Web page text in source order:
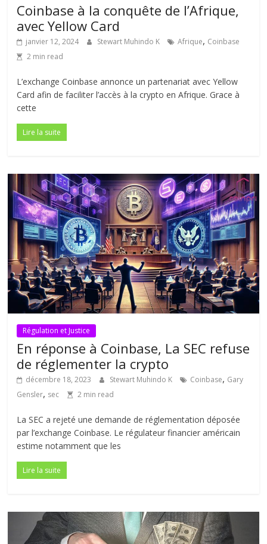
Coinbase à la conquête de l’Afrique,
avec Yellow Card
janvier 12, 2024 Stewart Muhindo K Afrique, Coinbase
2 min read
L’exchange Coinbase annonce un partenariat avec Yellow
Card afin de faciliter l’accès à la crypto en Afrique. Grace à
cette
Lire la suite
Régulation et Justice
En réponse à Coinbase, La SEC refuse
de réglementer la crypto
décembre 18, 2023 Stewart Muhindo K Coinbase, Gary
Gensler, sec 2 min read
La SEC a rejeté une demande de réglementation déposée
par l’exchange Coinbase. Le régulateur financier américain
estime notamment que les
Lire la suite